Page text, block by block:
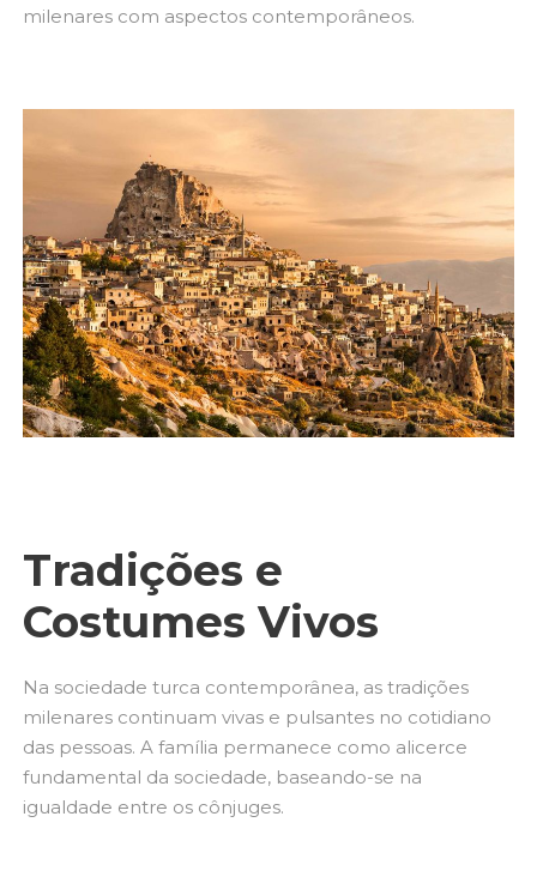
milenares com aspectos contemporâneos.
Tradições e
Costumes Vivos
Na sociedade turca contemporânea, as tradições
milenares continuam vivas e pulsantes no cotidiano
das pessoas. A família permanece como alicerce
fundamental da sociedade, baseando-se na
igualdade entre os cônjuges.